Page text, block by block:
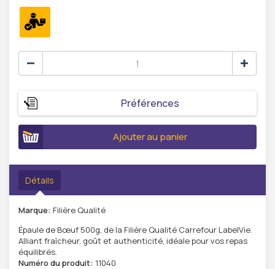
Préférences
Ajouter au panier
Détails
Marque: Filière Qualité
Épaule de Bœuf 500g, de la Filière Qualité Carrefour LabelVie.
Alliant fraîcheur, goût et authenticité, idéale pour vos repas
équilibrés.
Numéro du produit: 11040